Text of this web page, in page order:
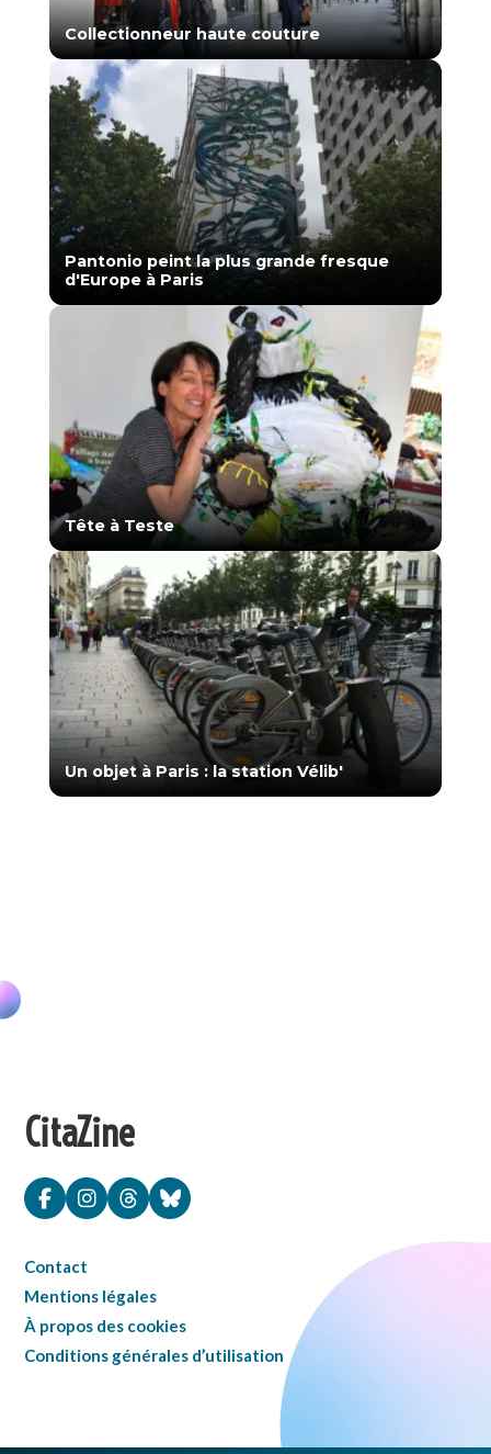
Collectionneur haute couture
Pantonio peint la plus grande fresque
d'Europe à Paris
Tête à Teste
Un objet à Paris : la station Vélib'
CitaZine
Contact
Mentions légales
À propos des cookies
Conditions générales d’utilisation